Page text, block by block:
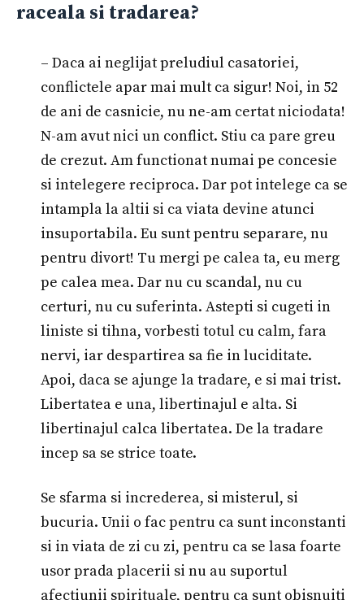
raceala si tradarea?
– Daca ai neglijat preludiul casatoriei,
conflictele apar mai mult ca sigur! Noi, in 52
de ani de casnicie, nu ne-am certat niciodata!
N-am avut nici un conflict. Stiu ca pare greu
de crezut. Am functionat numai pe concesie
si intelegere reciproca. Dar pot intelege ca se
intampla la altii si ca viata devine atunci
insuportabila. Eu sunt pentru separare, nu
pentru divort! Tu mergi pe calea ta, eu merg
pe calea mea. Dar nu cu scandal, nu cu
certuri, nu cu suferinta. Astepti si cugeti in
liniste si tihna, vorbesti totul cu calm, fara
nervi, iar despartirea sa fie in luciditate.
Apoi, daca se ajunge la tradare, e si mai trist.
Libertatea e una, libertinajul e alta. Si
libertinajul calca libertatea. De la tradare
incep sa se strice toate.
Se sfarma si increderea, si misterul, si
bucuria. Unii o fac pentru ca sunt inconstanti
si in viata de zi cu zi, pentru ca se lasa foarte
usor prada placerii si nu au suportul
afectiunii spirituale, pentru ca sunt obisnuiti